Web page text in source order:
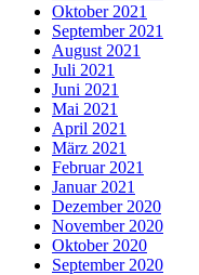
Oktober 2021
September 2021
August 2021
Juli 2021
Juni 2021
Mai 2021
April 2021
März 2021
Februar 2021
Januar 2021
Dezember 2020
November 2020
Oktober 2020
September 2020